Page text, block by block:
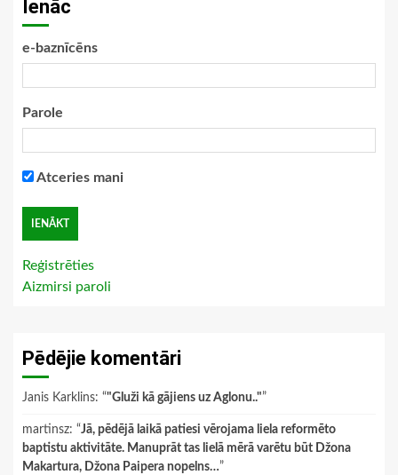
Ienāc
e-baznīcēns
Parole
Atceries mani
Reģistrēties
Aizmirsi paroli
Pēdējie komentāri
Janis Karklins: “"Gluži kā gājiens uz Aglonu.."”
martinsz: “Jā, pēdējā laikā patiesi vērojama liela reformēto
baptistu aktivitāte. Manuprāt tas lielā mērā varētu būt Džona
Makartura, Džona Paipera nopelns…”